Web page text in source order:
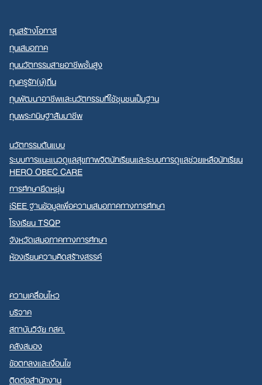
ทุนสร้างโอกาส
ทุนเสมอภาค
ทุนนวัตกรรมสายอาชีพชั้นสูง
ทุนครูรัก(ษ์)ถิ่น
ทุนพัฒนาอาชีพและนวัตกรรมที่ใช้ชุมชนเป็นฐาน
ทุนพระกนิษฐาสัมมาชีพ
นวัตกรรมต้นแบบ
ระบบการแนะแนวดูแลสุขภาพจิตนักเรียนและระบบการดูแลช่วยเหลือนักเรียน
HERO OBEC CARE
การศึกษายืดหยุ่น
iSEE ฐานข้อมูลเพื่อความเสมอภาคทางการศึกษา
โรงเรียน TSQP
จังหวัดเสมอภาคทางการศึกษา
ห้องเรียนความคิดสร้างสรรค์
ความเคลื่อนไหว
บริจาค
สถาบันวิจัย กสศ.
คลังสมอง
ข้อตกลงและเงื่อนไข
ติดต่อสำนักงาน